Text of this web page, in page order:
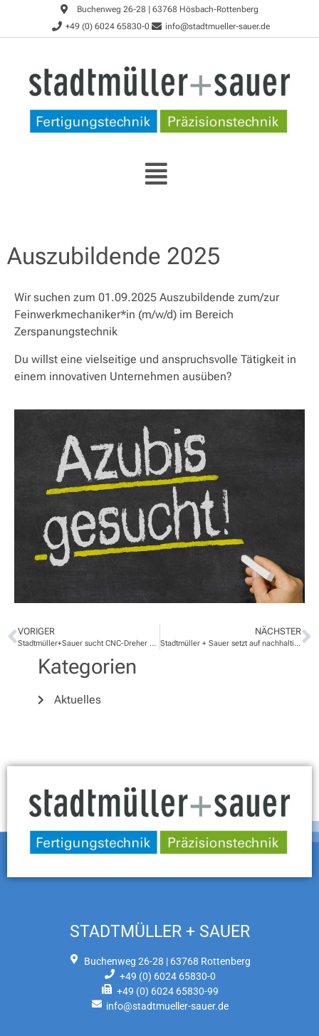
Buchenweg 26-28 | 63768 Hösbach-Rottenberg
+49 (0) 6024 65830-0
info@stadtmueller-sauer.de
Auszubildende 2025
Wir suchen zum 01.09.2025 Auszubildende zum/zur
Feinwerkmechaniker*in (m/w/d) im Bereich
Zerspanungstechnik
Du willst eine vielseitige und anspruchsvolle Tätigkeit in
einem innovativen Unternehmen ausüben?
VORIGER
Stadtmüller+Sauer sucht CNC-Dreher und CNC- Fräser zur Verstärkung des Teams
NÄCHSTER
Stadtmüller + Sauer setzt auf nachhaltige Mobilität
Kategorien
Aktuelles
STADTMÜLLER + SAUER
Buchenweg 26-28 | 63768 Rottenberg
+49 (0) 6024 65830-0
+49 (0) 6024 65830-99
info@stadtmueller-sauer.de